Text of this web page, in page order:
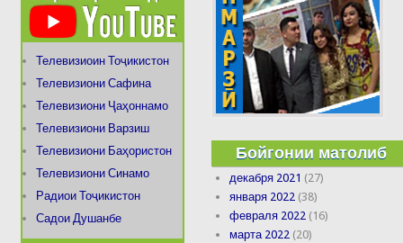
Телевизиоин Тоҷикистон
Телевизиони Сафина
Телевизиони Ҷаҳоннамо
Телевизиони Варзиш
Телевизиони Баҳористон
Телевизиони Синамо
Радиои Тоҷикистон
Садои Душанбе
Бойгонии матолиб
декабря 2021 (27)
января 2022 (38)
февраля 2022 (16)
марта 2022 (20)